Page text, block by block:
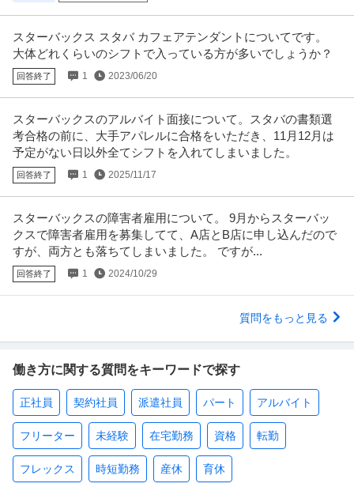
スターバックス スタバ カフェアテンダントについてです。
大体どれくらいのシフトで入っている方が多いでしょうか？
回答終了 1 2023/06/20
スターバックスのアルバイト面接について。スタバの書類選
考合格の前に、大手アパレルに合格をいただき、11月12月は
予定がない日以外全てシフトを入れてしまいました。
回答終了 1 2025/11/17
スターバックスの障害者雇用について。 9月からスターバッ
クスで障害者雇用を募集してて、A店とB店に申し込んだので
すが、両方とも落ちてしまいました。 ですが...
回答終了 1 2024/10/29
質問をもっと見る
働き方に関する質問をキーワードで探す
正社員 契約社員 派遣社員 パート アルバイト
フリーター 未経験 在宅勤務 資格 転勤
フレックス 時短勤務 産休 育休